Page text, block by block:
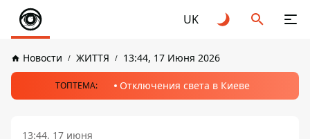
UK
Новости ЖИТТЯ 13:44, 17 Июня 2026
ТОПТЕМА: Отключения света в Киеве
13:44, 17 июня